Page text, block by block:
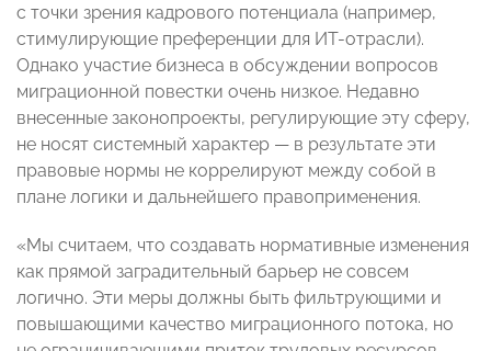
с точки зрения кадрового потенциала (например,
стимулирующие преференции для ИТ-отрасли).
Однако участие бизнеса в обсуждении вопросов
миграционной повестки очень низкое. Недавно
внесенные законопроекты, регулирующие эту сферу,
не носят системный характер — в результате эти
правовые нормы не коррелируют между собой в
плане логики и дальнейшего правоприменения.
«Мы считаем, что создавать нормативные изменения
как прямой заградительный барьер не совсем
логично. Эти меры должны быть фильтрующими и
повышающими качество миграционного потока, но